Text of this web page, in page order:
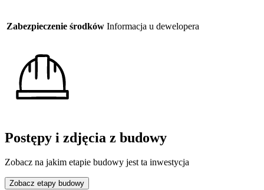
Zabezpieczenie środków Informacja u dewelopera
Postępy i zdjęcia z budowy
Zobacz na jakim etapie budowy jest ta inwestycja
Zobacz etapy budowy